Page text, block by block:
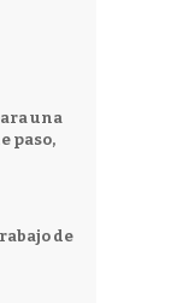
una
paso,
de